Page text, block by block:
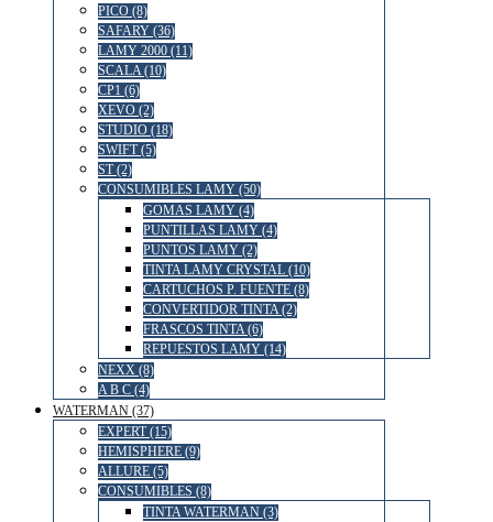
PICO (8)
SAFARY (36)
LAMY 2000 (11)
SCALA (10)
CP1 (6)
XEVO (2)
STUDIO (18)
SWIFT (5)
ST (2)
CONSUMIBLES LAMY (50)
GOMAS LAMY (4)
PUNTILLAS LAMY (4)
PUNTOS LAMY (2)
TINTA LAMY CRYSTAL (10)
CARTUCHOS P. FUENTE (8)
CONVERTIDOR TINTA (2)
FRASCOS TINTA (6)
REPUESTOS LAMY (14)
NEXX (8)
A B C (4)
WATERMAN (37)
EXPERT (15)
HEMISPHERE (9)
ALLURE (5)
CONSUMIBLES (8)
TINTA WATERMAN (3)